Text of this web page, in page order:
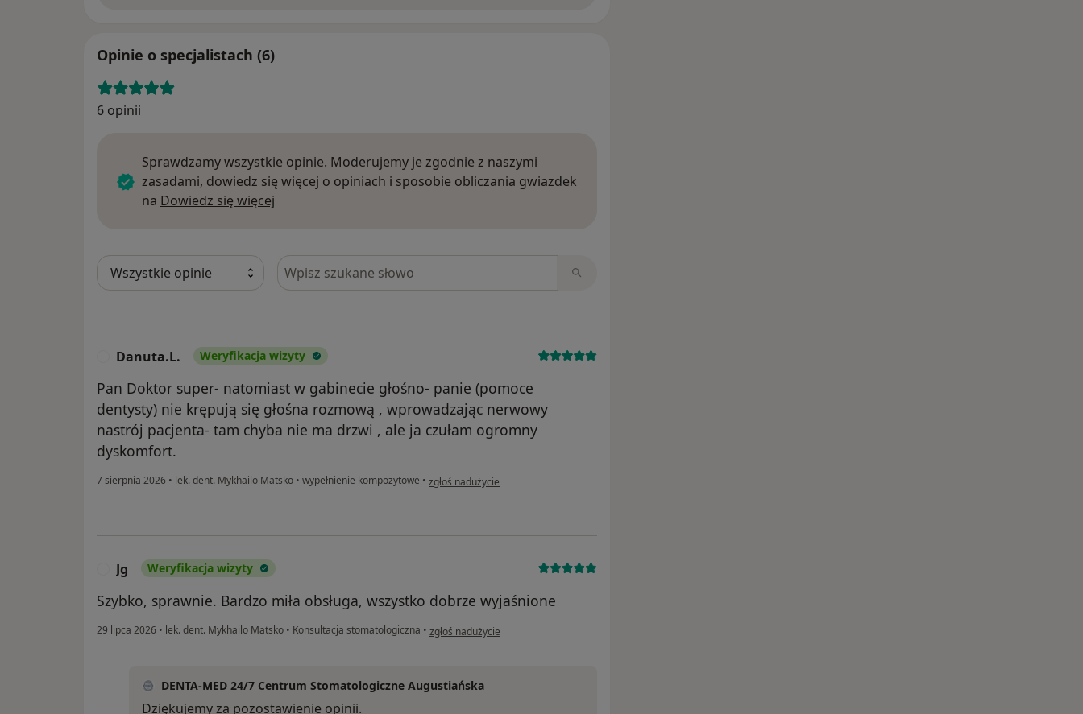
Opinie o specjalistach (6)
6 opinii
Sprawdzamy wszystkie opinie. Moderujemy je zgodnie z naszymi
zasadami, dowiedz się więcej o opiniach i sposobie obliczania gwiazdek
na Dowiedz się więcej
Szukaj w opiniach
Danuta.L. Weryfikacja wizyty
Pan Doktor super- natomiast w gabinecie głośno- panie (pomoce
dentysty) nie krępują się głośna rozmową , wprowadzając nerwowy
nastrój pacjenta- tam chyba nie ma drzwi , ale ja czułam ogromny
dyskomfort.
7 sierpnia 2026 • lek. dent. Mykhailo Matsko • wypełnienie kompozytowe • w opinii użytkownika Danuta.L.
zgłoś nadużycie
Jg Weryfikacja wizyty
Szybko, sprawnie. Bardzo miła obsługa, wszystko dobrze wyjaśnione
29 lipca 2026 • lek. dent. Mykhailo Matsko • Konsultacja stomatologiczna • w opinii użytkownika Jg
zgłoś nadużycie
DENTA-MED 24/7 Centrum Stomatologiczne Augustiańska
Dziękujemy za pozostawienie opinii.